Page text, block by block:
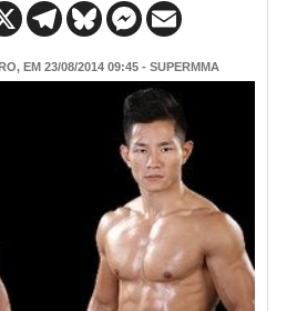
, EM 23/08/2014 09:45 - SUPERMMA